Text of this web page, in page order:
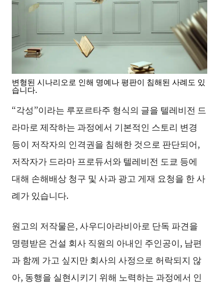
변형된 시나리오로 인해 명예나 평판이 침해된 사례도 있
습니다.
“각성”이라는 루포르타주 형식의 글을 텔레비전 드
라마로 제작하는 과정에서 기본적인 스토리 변경
등이 저작자의 인격권을 침해한 것으로 판단되어,
저작자가 드라마 프로듀서와 텔레비전 도쿄 등에
대해 손해배상 청구 및 사과 광고 게재 요청을 한 사
례가 있습니다.
원고의 저작물은, 사우디아라비아로 단독 파견을
명령받은 건설 회사 직원의 아내인 주인공이, 남편
과 함께 가고 싶지만 회사의 사정으로 허락되지 않
아, 동행을 실현시키기 위해 노력하는 과정에서 인